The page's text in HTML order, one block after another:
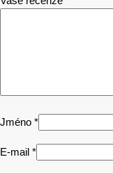
Jméno *
E-mail *